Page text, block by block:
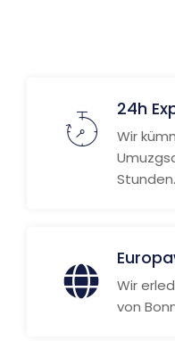
24h
Wir
Stunden.
Wir
von